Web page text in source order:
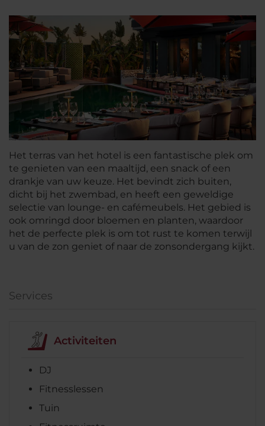
Het terras van het hotel is een fantastische plek om
te genieten van een maaltijd, een snack of een
drankje van uw keuze. Het bevindt zich buiten,
dicht bij het zwembad, en heeft een geweldige
selectie van lounge- en cafémeubels. Het gebied is
ook omringd door bloemen en planten, waardoor
het de perfecte plek is om tot rust te komen terwijl
u van de zon geniet of naar de zonsondergang kijkt.
Services
Activiteiten
DJ
Fitnesslessen
Tuin